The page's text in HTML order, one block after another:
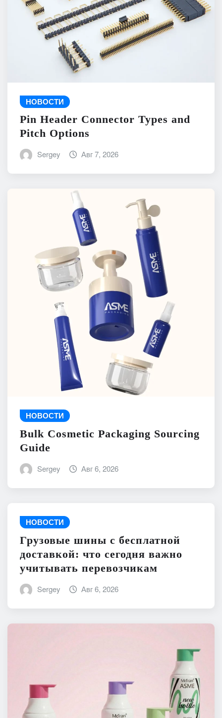
НОВОСТИ
Pin Header Connector Types and
Pitch Options
Sergey Авг 7, 2026
НОВОСТИ
Bulk Cosmetic Packaging Sourcing
Guide
Sergey Авг 6, 2026
НОВОСТИ
Грузовые шины с бесплатной
доставкой: что сегодня важно
учитывать перевозчикам
Sergey Авг 6, 2026